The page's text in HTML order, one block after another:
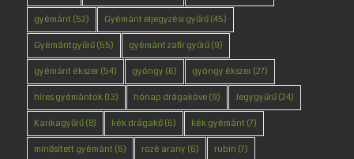
gyémánt (52) Gyémánt eljegyzési gyűrű(45)
Gyémántgyűrű(55) gyémánt zafír gyűrű(9)
gyémánt ékszer(54) gyöngy (6) gyöngy ékszer(27)
híres gyémántok(13) hónap drágaköve(9) Jegygyűrű(24)
Karikagyűrű(8) kék drágakő(6) kék gyémánt (7)
minősített gyémánt (6) rozé arany (6) rubin (7)